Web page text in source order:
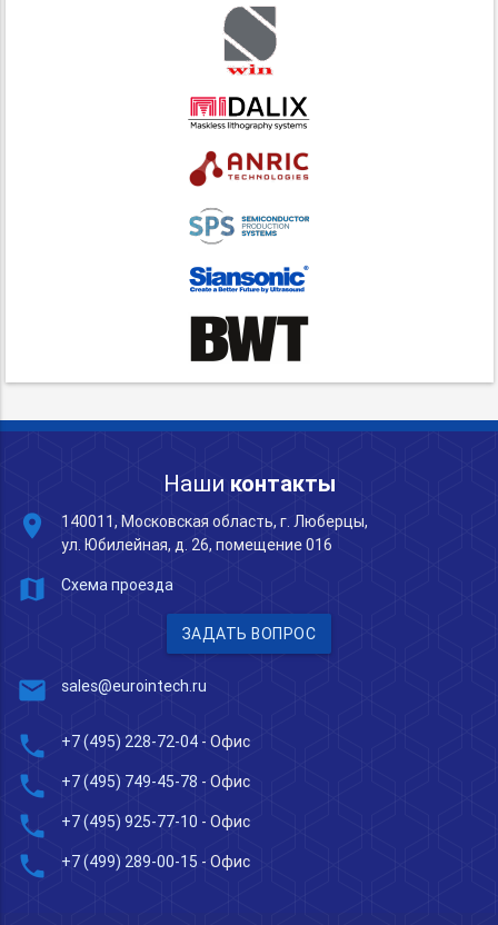
Наши контакты
place
140011, Московская область, г. Люберцы,
ул. Юбилейная, д. 26, помещение 016
map Схема проезда
ЗАДАТЬ ВОПРОС
mail sales@eurointech.ru
phone +7 (495) 228-72-04 - Офис
phone +7 (495) 749-45-78 - Офис
phone +7 (495) 925-77-10 - Офис
phone +7 (499) 289-00-15 - Офис